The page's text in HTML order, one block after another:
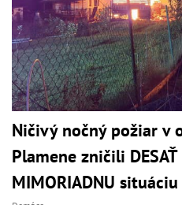
Ničivý nočný požiar v
Plamene zničili
MIMORIADNU situáciu